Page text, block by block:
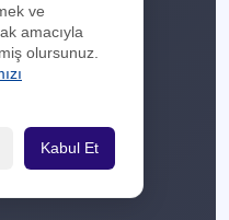
ve
amacıyla
olursunuz.
Kabul Et